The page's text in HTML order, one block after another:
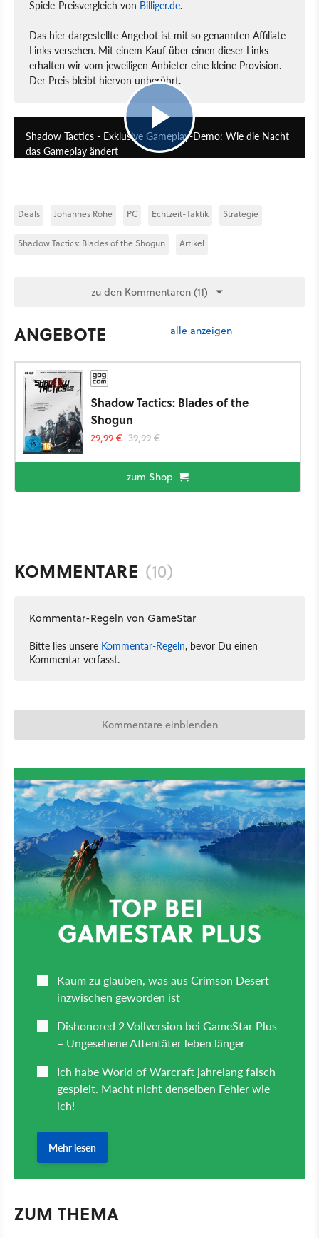
Spiele-Preisvergleich von Billiger.de.
Das hier dargestellte Angebot ist mit so genannten Affiliate-
Links versehen. Mit einem Kauf über einen dieser Links
erhalten wir vom jeweiligen Anbieter eine kleine Provision.
Der Preis bleibt hiervon unberührt.
Shadow Tactics - Exklusive Gameplay-Demo: Wie die Nacht
das Gameplay ändert
Deals Johannes Rohe PC Echtzeit-Taktik Strategie
Shadow Tactics: Blades of the Shogun Artikel
zu den Kommentaren (11)
ANGEBOTE alle anzeigen
Shadow Tactics: Blades of the
Shogun
29,99 € 39,99 €
zum Shop
KOMMENTARE (10)
Kommentar-Regeln von GameStar
Bitte lies unsere Kommentar-Regeln, bevor Du einen
Kommentar verfasst.
Kommentare einblenden
ZUM THEMA